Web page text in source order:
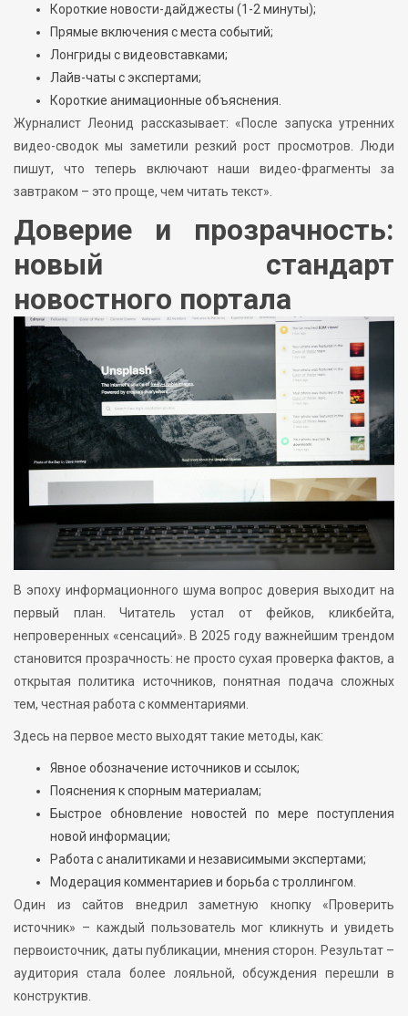
Короткие новости-дайджесты (1-2 минуты);
Прямые включения с места событий;
Лонгриды с видеовставками;
Лайв-чаты с экспертами;
Короткие анимационные объяснения.
Журналист Леонид рассказывает: «После запуска утренних
видео-сводок мы заметили резкий рост просмотров. Люди
пишут, что теперь включают наши видео-фрагменты за
завтраком – это проще, чем читать текст».
Доверие и прозрачность:
новый стандарт
новостного портала
В эпоху информационного шума вопрос доверия выходит на
первый план. Читатель устал от фейков, кликбейта,
непроверенных «сенсаций». В 2025 году важнейшим трендом
становится прозрачность: не просто сухая проверка фактов, а
открытая политика источников, понятная подача сложных
тем, честная работа с комментариями.
Здесь на первое место выходят такие методы, как:
Явное обозначение источников и ссылок;
Пояснения к спорным материалам;
Быстрое обновление новостей по мере поступления
новой информации;
Работа с аналитиками и независимыми экспертами;
Модерация комментариев и борьба с троллингом.
Один из сайтов внедрил заметную кнопку «Проверить
источник» – каждый пользователь мог кликнуть и увидеть
первоисточник, даты публикации, мнения сторон. Результат –
аудитория стала более лояльной, обсуждения перешли в
конструктив.